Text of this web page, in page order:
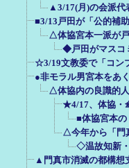
▲3/17(月)の会派代
■3/13戸田が「公的補
△体協宮本一派が
◆戸田がマスコ
☆3/19文教委で「コン
●非モラル男宮本をあ
△体協内の良識的
★4/17、体協・
■体協宮本
△今年から「門
◇温故知新
▲門真市消滅の都構想